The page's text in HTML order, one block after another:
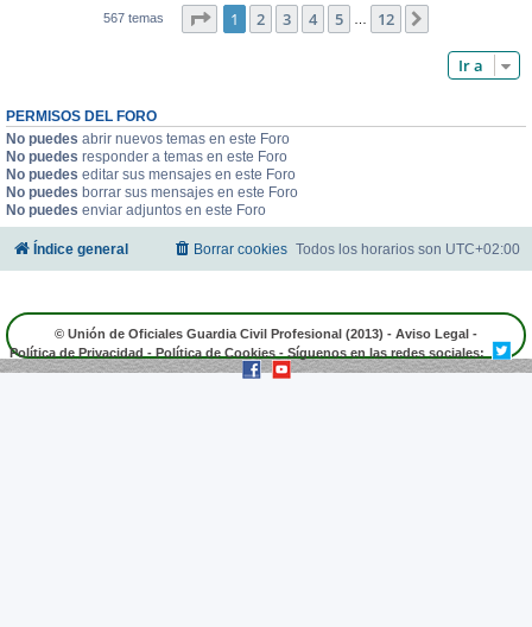
567 temas Página de 12
1 2 3 4 5 … 12
Ir a
PERMISOS DEL FORO
No puedes abrir nuevos temas en este Foro
No puedes responder a temas en este Foro
No puedes editar sus mensajes en este Foro
No puedes borrar sus mensajes en este Foro
No puedes enviar adjuntos en este Foro
Índice general Todos los horarios son UTC+02:00
Borrar cookies
© Unión de Oficiales Guardia Civil Profesional (2013) - Aviso Legal -
Política de Privacidad-Política de Cookies- Síguenos en las redes sociales: